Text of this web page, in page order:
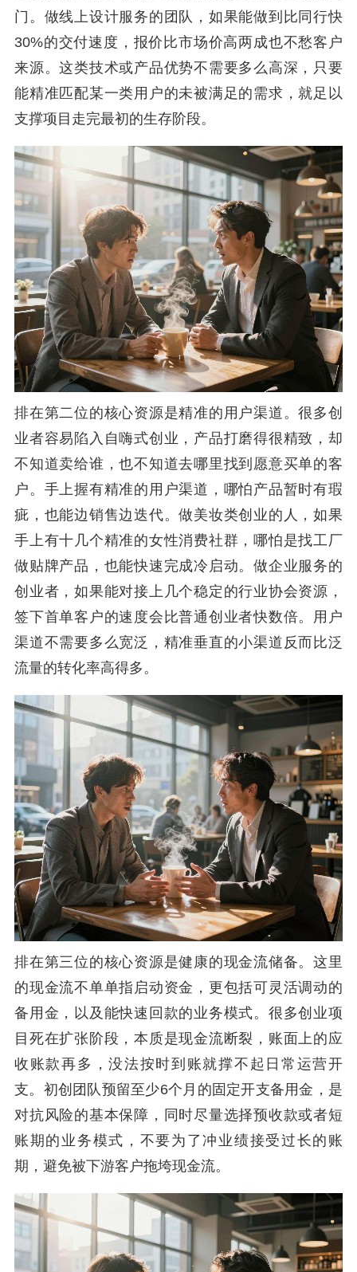
门。做线上设计服务的团队，如果能做到比同行快
30%的交付速度，报价比市场价高两成也不愁客户
来源。这类技术或产品优势不需要多么高深，只要
能精准匹配某一类用户的未被满足的需求，就足以
支撑项目走完最初的生存阶段。
排在第二位的核心资源是精准的用户渠道。很多创
业者容易陷入自嗨式创业，产品打磨得很精致，却
不知道卖给谁，也不知道去哪里找到愿意买单的客
户。手上握有精准的用户渠道，哪怕产品暂时有瑕
疵，也能边销售边迭代。做美妆类创业的人，如果
手上有十几个精准的女性消费社群，哪怕是找工厂
做贴牌产品，也能快速完成冷启动。做企业服务的
创业者，如果能对接上几个稳定的行业协会资源，
签下首单客户的速度会比普通创业者快数倍。用户
渠道不需要多么宽泛，精准垂直的小渠道反而比泛
流量的转化率高得多。
排在第三位的核心资源是健康的现金流储备。这里
的现金流不单单指启动资金，更包括可灵活调动的
备用金，以及能快速回款的业务模式。很多创业项
目死在扩张阶段，本质是现金流断裂，账面上的应
收账款再多，没法按时到账就撑不起日常运营开
支。初创团队预留至少6个月的固定开支备用金，是
对抗风险的基本保障，同时尽量选择预收款或者短
账期的业务模式，不要为了冲业绩接受过长的账
期，避免被下游客户拖垮现金流。